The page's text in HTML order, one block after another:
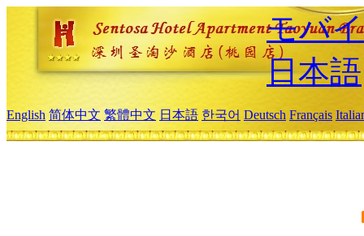
モバ
日本語
English 简体中文 繁體中文 日本語 한국어 Deutsch Français